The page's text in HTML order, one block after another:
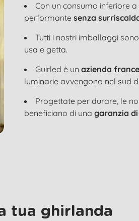
Con un consumo inferiore a
performante senza
Tutti i nostri imballaggi
usa e getta.
Guirled è un azienda
luminarie avvengono nel sud
Progettate per durare, le
beneficiano di una garanzia
tua ghirlanda